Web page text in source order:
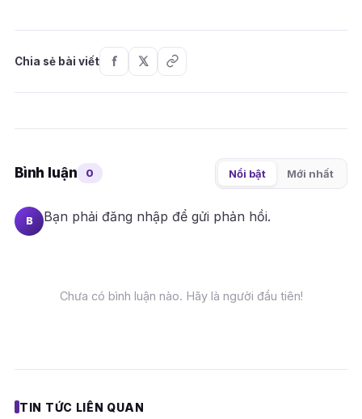
Chia sẻ bài viết
Bình luận 0 Nổi bật Mới nhất
B Bạn phải đăng nhập để gửi phản hồi.
Chưa có bình luận nào. Hãy là người đầu tiên!
TIN TỨC LIÊN QUAN